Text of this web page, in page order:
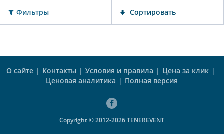
Фильтры Сортировать
О сайте | Контакты | Условия и правила | Цена за клик |
Ценовая аналитика | Полная версия
Copyright © 2012-2026 TENEREVENT